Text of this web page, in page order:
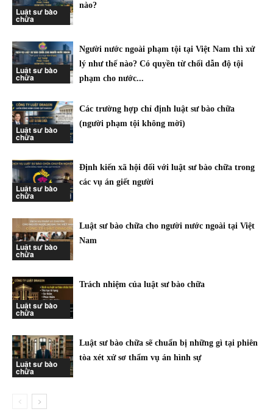
Luật sư bào
chữa
nào?
Luật sư bào
chữa
Người nước ngoài phạm tội tại Việt Nam thì xử
lý như thế nào? Có quyền từ chối dẫn độ tội
phạm cho nước...
Luật sư bào
chữa
Các trường hợp chỉ định luật sư bào chữa
(người phạm tội không mời)
Luật sư bào
chữa
Định kiến xã hội đối với luật sư bào chữa trong
các vụ án giết người
Luật sư bào
chữa
Luật sư bào chữa cho người nước ngoài tại Việt
Nam
Luật sư bào
chữa
Trách nhiệm của luật sư bào chữa
Luật sư bào
chữa
Luật sư bào chữa sẽ chuẩn bị những gì tại phiên
tòa xét xử sơ thẩm vụ án hình sự